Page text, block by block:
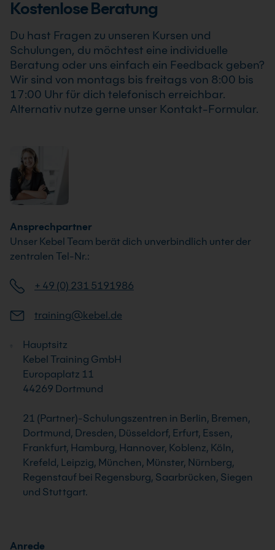
Schwerpunkte passen wir individuell an die
Kostenlose Beratung
Du hast Fragen zu unseren Kursen und
Schulungen, du möchtest eine individuelle
Beratung oder uns einfach ein Feedback geben?
Wir sind von montags bis freitags von 8:00 bis
17:00 Uhr für dich telefonisch erreichbar.
Alternativ nutze gerne unser Kontakt-Formular.
Ansprechpartner
Unser Kebel Team berät dich unverbindlich unter der
zentralen Tel-Nr.:
+ 49 (0) 231 5191986
training@kebel.de
Hauptsitz
Kebel Training GmbH
Europaplatz 11
44269 Dortmund
21 (Partner)-Schulungszentren in Berlin, Bremen,
Dortmund, Dresden, Düsseldorf, Erfurt, Essen,
Frankfurt, Hamburg, Hannover, Koblenz, Köln,
Krefeld, Leipzig, München, Münster, Nürnberg,
Regenstauf bei Regensburg, Saarbrücken, Siegen
und Stuttgart.
Anrede